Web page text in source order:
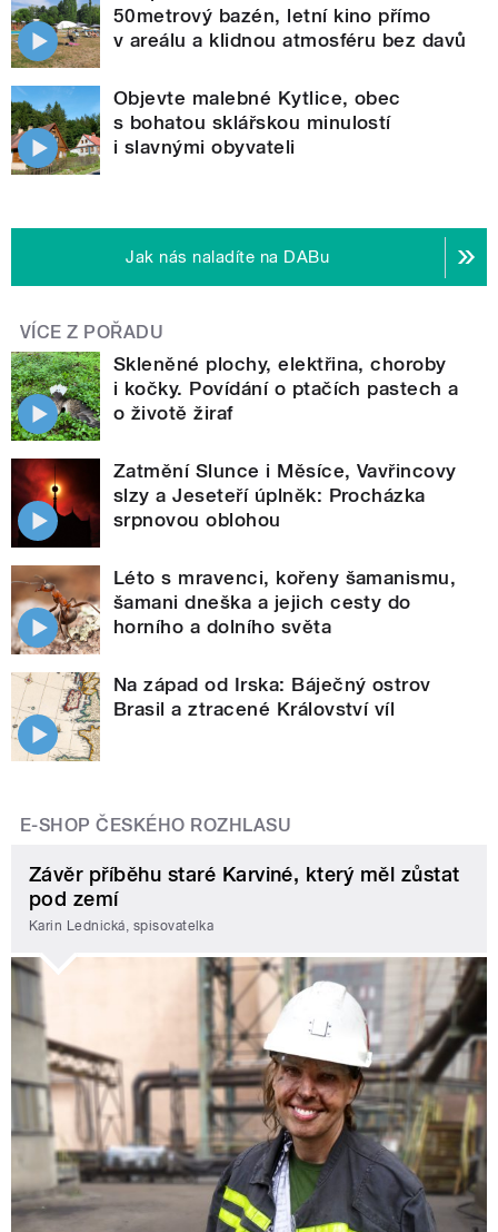
50metrový bazén, letní kino přímo
v areálu a klidnou atmosféru bez davů
Objevte malebné Kytlice, obec
s bohatou sklářskou minulostí
i slavnými obyvateli
Jak nás naladíte na DABu
VÍCE Z POŘADU
Skleněné plochy, elektřina, choroby
i kočky. Povídání o ptačích pastech a
o životě žiraf
Zatmění Slunce i Měsíce, Vavřincovy
slzy a Jeseteří úplněk: Procházka
srpnovou oblohou
Léto s mravenci, kořeny šamanismu,
šamani dneška a jejich cesty do
horního a dolního světa
Na západ od Irska: Báječný ostrov
Brasil a ztracené Království víl
E-SHOP ČESKÉHO ROZHLASU
Závěr příběhu staré Karviné, který měl zůstat
pod zemí
Karin Lednická, spisovatelka